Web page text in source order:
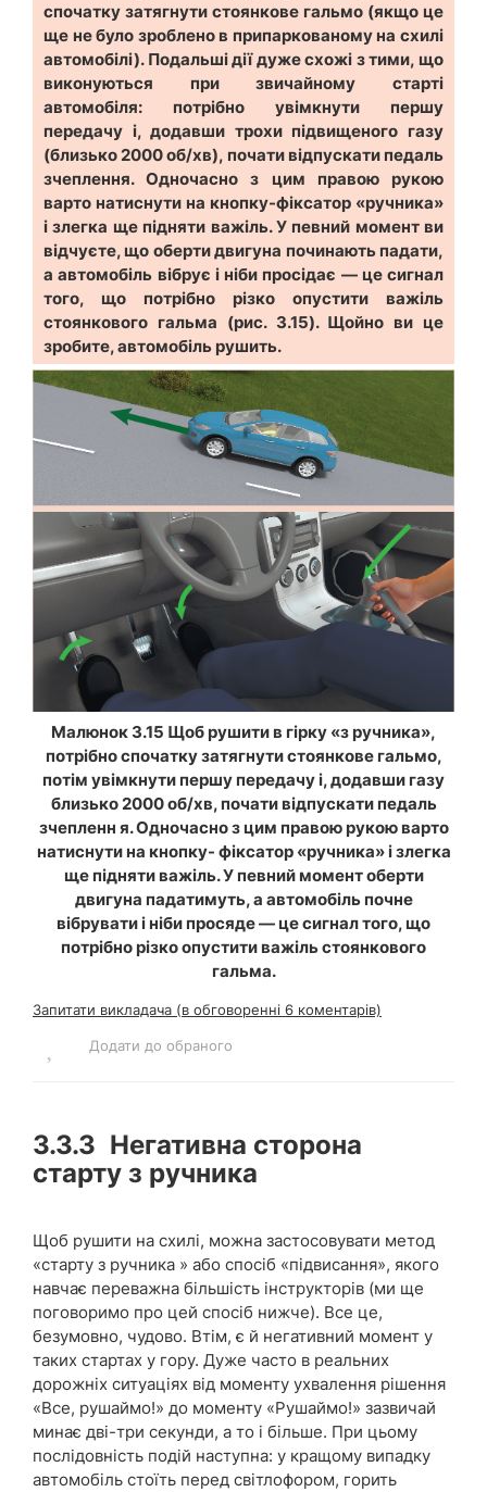
спочатку затягнути стоянкове гальмо (якщо це
ще не було зроблено в припаркованому на схилі
автомобілі). Подальші дії дуже схожі з тими, що
виконуються при звичайному старті
автомобіля: потрібно увімкнути першу
передачу і, додавши трохи підвищеного газу
(близько 2000 об/хв), почати відпускати педаль
зчеплення. Одночасно з цим правою рукою
варто натиснути на кнопку-фіксатор «ручника»
і злегка ще підняти важіль. У певний момент ви
відчуєте, що оберти двигуна починають падати,
а автомобіль вібрує і ніби просідає — це сигнал
того, що потрібно різко опустити важіль
стоянкового гальма (рис. 3.15). Щойно ви це
зробите, автомобіль рушить.
Малюнок 3.15 Щоб рушити в гірку «з ручника»,
потрібно спочатку затягнути стоянкове гальмо,
потім увімкнути першу передачу і, додавши газу
близько 2000 об/хв, почати відпускати педаль
зчепленн я. Одночасно з цим правою рукою варто
натиснути на кнопку- фіксатор «ручника» і злегка
ще підняти важіль. У певний момент оберти
двигуна падатимуть, а автомобіль почне
вібрувати і ніби просяде — це сигнал того, що
потрібно різко опустити важіль стоянкового
гальма.
Запитати викладача (в обговоренні 6 коментарів)
Додати до обраного
3.3.3 Негативна сторона
старту з ручника
Щоб рушити на схилі, можна застосовувати метод
«старту з ручника » або спосіб «підвисання», якого
навчає переважна більшість інструкторів (ми ще
поговоримо про цей спосіб нижче). Все це,
безумовно, чудово. Втім, є й негативний момент у
таких стартах у гору. Дуже часто в реальних
дорожніх ситуаціях від моменту ухвалення рішення
«Все, рушаймо!» до моменту «Рушаймо!» зазвичай
минає дві-три секунди, а то і більше. При цьому
послідовність подій наступна: у кращому випадку
автомобіль стоїть перед світлофором, горить